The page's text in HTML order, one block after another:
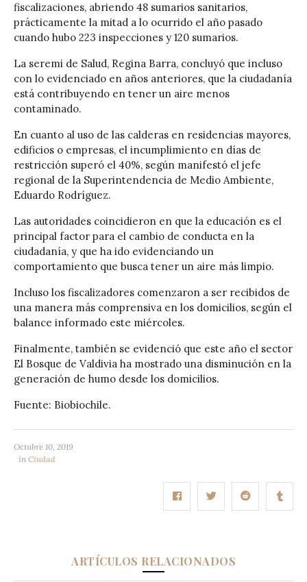
fiscalizaciones, abriendo 48 sumarios sanitarios,
prácticamente la mitad a lo ocurrido el año pasado
cuando hubo 223 inspecciones y 120 sumarios.
La seremi de Salud, Regina Barra, concluyó que incluso
con lo evidenciado en años anteriores, que la ciudadanía
está contribuyendo en tener un aire menos
contaminado.
En cuanto al uso de las calderas en residencias mayores,
edificios o empresas, el incumplimiento en días de
restricción superó el 40%, según manifestó el jefe
regional de la Superintendencia de Medio Ambiente,
Eduardo Rodríguez.
Las autoridades coincidieron en que la educación es el
principal factor para el cambio de conducta en la
ciudadanía, y que ha ido evidenciando un
comportamiento que busca tener un aire más limpio.
Incluso los fiscalizadores comenzaron a ser recibidos de
una manera más comprensiva en los domicilios, según el
balance informado este miércoles.
Finalmente, también se evidenció que este año el sector
El Bosque de Valdivia ha mostrado una disminución en la
generación de humo desde los domicilios.
Fuente: Biobiochile.
Octubre 10, 2019
in Ciudad
ARTÍCULOS RELACIONADOS